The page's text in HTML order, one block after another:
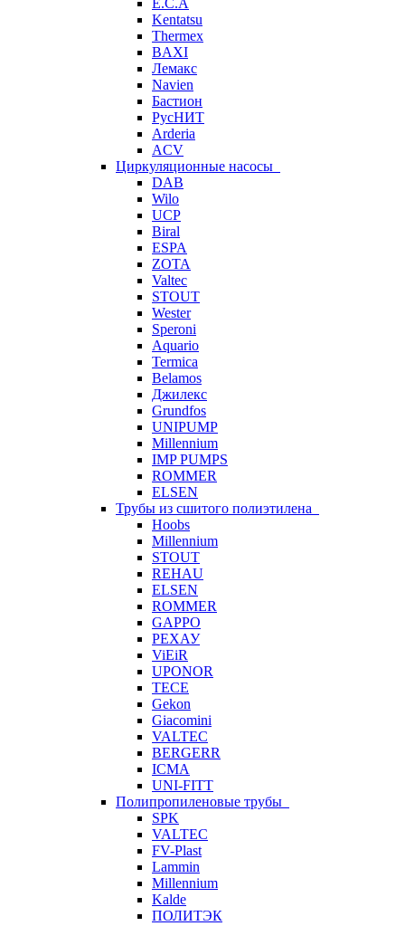
E.C.A
Kentatsu
Thermex
BAXI
Лемакс
Navien
Бастион
РусНИТ
Arderia
ACV
Циркуляционные насосы
DAB
Wilo
UCP
Biral
ESPA
ZOTA
Valtec
STOUT
Wester
Speroni
Aquario
Termica
Belamos
Джилекс
Grundfos
UNIPUMP
Millennium
IMP PUMPS
ROMMER
ELSEN
Трубы из сшитого полиэтилена
Hoobs
Millennium
STOUT
REHAU
ELSEN
ROMMER
GAPPO
РЕХАУ
ViEiR
UPONOR
TECE
Gekon
Giacomini
VALTEC
BERGERR
ICMA
UNI-FITT
Полипропиленовые трубы
SPK
VALTEC
FV-Plast
Lammin
Millennium
Kalde
ПОЛИТЭК